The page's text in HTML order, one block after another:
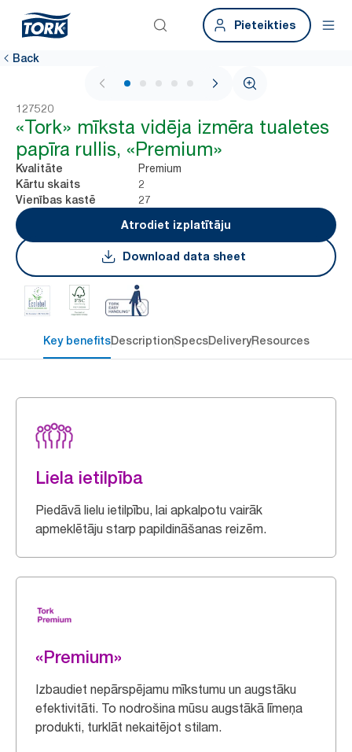
Pieteikties
Back
1 / 5
127520
«Tork» mīksta vidēja izmēra tualetes
papīra rullis, «Premium»
Kvalitāte Premium
Kārtu skaits 2
Vienības kastē
27
Atrodiet izplatītāju
Download data sheet
Key benefitsDescriptionSpecsDeliveryResources
Liela ietilpība
Piedāvā lielu ietilpību, lai apkalpotu vairāk
apmeklētāju starp papildināšanas reizēm.
«Premium»
Izbaudiet nepārspējamu mīkstumu un augstāku
efektivitāti. To nodrošina mūsu augstākā līmeņa
produkti, turklāt nekaitējot stilam.